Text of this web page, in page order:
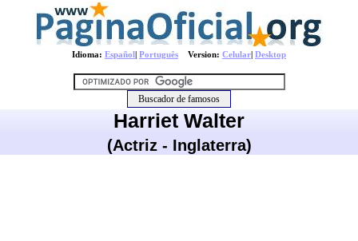
Idioma: Español| Português Version: Celular| Desktop
Harriet Walter
(Actriz - Inglaterra)